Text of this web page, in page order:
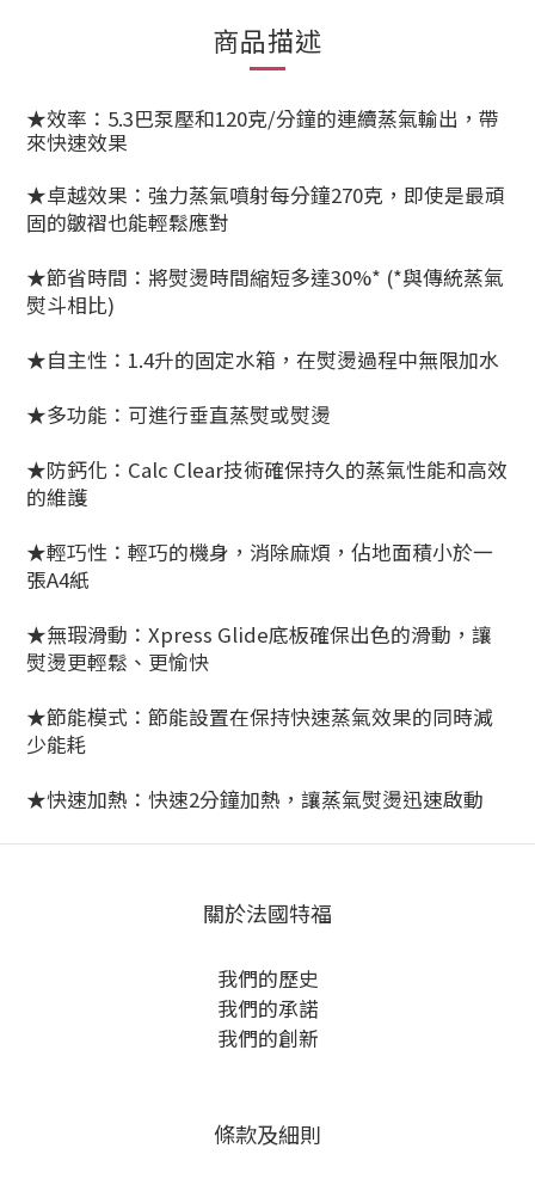
商品描述
★效率：5.3巴泵壓和120克/分鐘的連續蒸氣輸出，帶
來快速效果
★卓越效果：強力蒸氣噴射每分鐘270克，即使是最頑
固的皺褶也能輕鬆應對
★節省時間：將熨燙時間縮短多達30%* (*與傳統蒸氣
熨斗相比)
★自主性：1.4升的固定水箱，在熨燙過程中無限加水
★多功能：可進行垂直蒸熨或熨燙
★防鈣化：Calc Clear技術確保持久的蒸氣性能和高效
的維護
★輕巧性：輕巧的機身，消除麻煩，佔地面積小於一
張A4紙
★無瑕滑動：Xpress Glide底板確保出色的滑動，讓
熨燙更輕鬆、更愉快
★節能模式：節能設置在保持快速蒸氣效果的同時減
少能耗
★快速加熱：快速2分鐘加熱，讓蒸氣熨燙迅速啟動
關於法國特福
我們的歷史
我們的承諾
我們的創新
條款及細則